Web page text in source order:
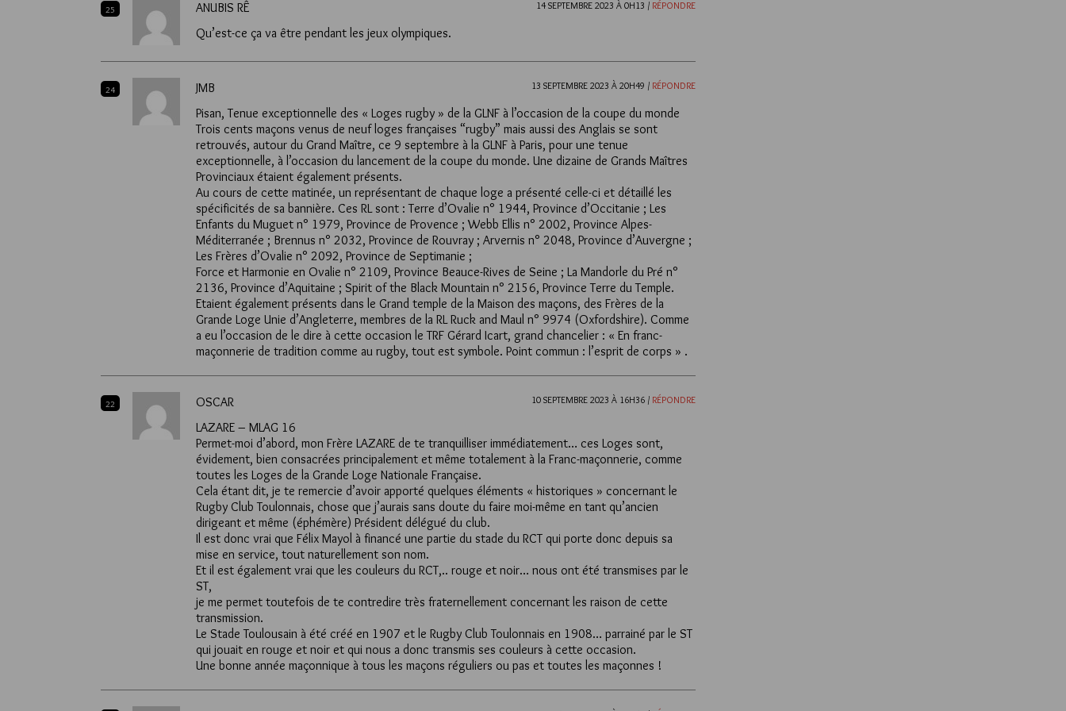
25 ANUBIS RÊ 14 SEPTEMBRE 2023 À 0H13 / RÉPONDRE
Qu’est-ce ça va être pendant les jeux olympiques.
24 JMB 13 SEPTEMBRE 2023 À 20H49 / RÉPONDRE
Pisan, Tenue exceptionnelle des « Loges rugby » de la GLNF à l’occasion de la coupe du monde
Trois cents maçons venus de neuf loges françaises “rugby” mais aussi des Anglais se sont
retrouvés, autour du Grand Maître, ce 9 septembre à la GLNF à Paris, pour une tenue
exceptionnelle, à l’occasion du lancement de la coupe du monde. Une dizaine de Grands Maîtres
Provinciaux étaient également présents.
Au cours de cette matinée, un représentant de chaque loge a présenté celle-ci et détaillé les
spécificités de sa bannière. Ces RL sont : Terre d’Ovalie n° 1944, Province d’Occitanie ; Les
Enfants du Muguet n° 1979, Province de Provence ; Webb Ellis n° 2002, Province Alpes-
Méditerranée ; Brennus n° 2032, Province de Rouvray ; Arvernis n° 2048, Province d’Auvergne ;
Les Frères d’Ovalie n° 2092, Province de Septimanie ;
Force et Harmonie en Ovalie n° 2109, Province Beauce-Rives de Seine ; La Mandorle du Pré n°
2136, Province d’Aquitaine ; Spirit of the Black Mountain n° 2156, Province Terre du Temple.
Etaient également présents dans le Grand temple de la Maison des maçons, des Frères de la
Grande Loge Unie d’Angleterre, membres de la RL Ruck and Maul n° 9974 (Oxfordshire). Comme
a eu l’occasion de le dire à cette occasion le TRF Gérard Icart, grand chancelier : « En franc-
maçonnerie de tradition comme au rugby, tout est symbole. Point commun : l’esprit de corps » .
22 OSCAR 10 SEPTEMBRE 2023 À 16H36 / RÉPONDRE
LAZARE – MLAG 16
Permet-moi d’abord, mon Frère LAZARE de te tranquilliser immédiatement… ces Loges sont,
évidement, bien consacrées principalement et même totalement à la Franc-maçonnerie, comme
toutes les Loges de la Grande Loge Nationale Française.
Cela étant dit, je te remercie d’avoir apporté quelques éléments « historiques » concernant le
Rugby Club Toulonnais, chose que j’aurais sans doute du faire moi-même en tant qu’ancien
dirigeant et même (éphémère) Président délégué du club.
Il est donc vrai que Félix Mayol à financé une partie du stade du RCT qui porte donc depuis sa
mise en service, tout naturellement son nom.
Et il est également vrai que les couleurs du RCT,.. rouge et noir… nous ont été transmises par le
ST,
je me permet toutefois de te contredire très fraternellement concernant les raison de cette
transmission.
Le Stade Toulousain à été créé en 1907 et le Rugby Club Toulonnais en 1908… parrainé par le ST
qui jouait en rouge et noir et qui nous a donc transmis ses couleurs à cette occasion.
Une bonne année maçonnique à tous les maçons réguliers ou pas et toutes les maçonnes !